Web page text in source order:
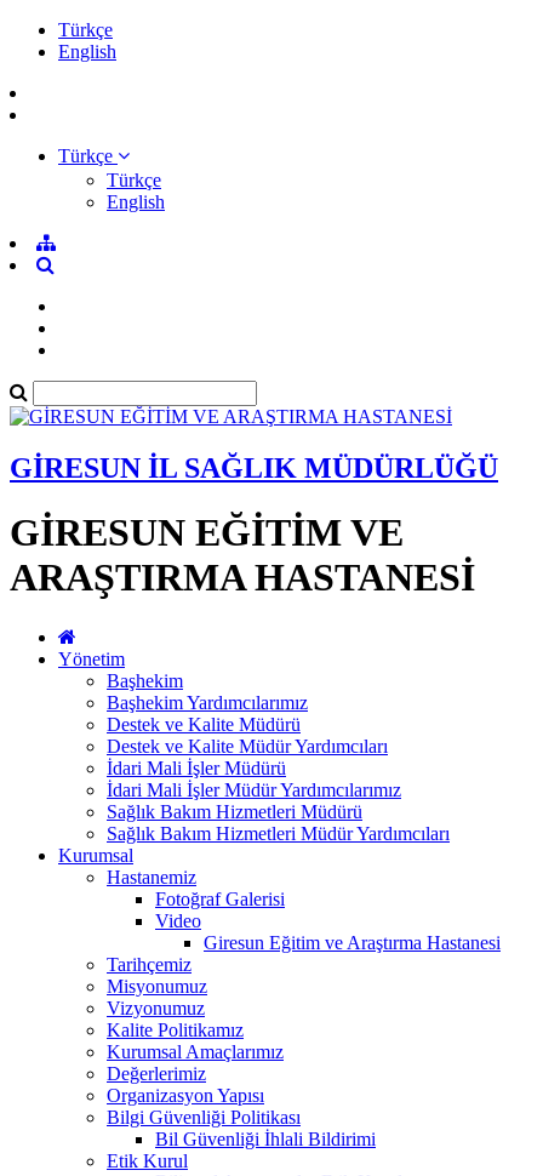
Türkçe
English
Türkçe
Türkçe
English
GİRESUN İL SAĞLIK MÜDÜRLÜĞÜ
GİRESUN EĞİTİM VE
ARAŞTIRMA HASTANESİ
Yönetim
Başhekim
Başhekim Yardımcılarımız
Destek ve Kalite Müdürü
Destek ve Kalite Müdür Yardımcıları
İdari Mali İşler Müdürü
İdari Mali İşler Müdür Yardımcılarımız
Sağlık Bakım Hizmetleri Müdürü
Sağlık Bakım Hizmetleri Müdür Yardımcıları
Kurumsal
Hastanemiz
Fotoğraf Galerisi
Video
Giresun Eğitim ve Araştırma Hastanesi
Tarihçemiz
Misyonumuz
Vizyonumuz
Kalite Politikamız
Kurumsal Amaçlarımız
Değerlerimiz
Organizasyon Yapısı
Bilgi Güvenliği Politikası
Bil Güvenliği İhlali Bildirimi
Etik Kurul